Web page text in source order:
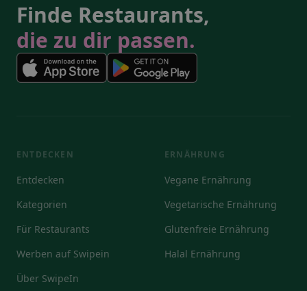
Finde Restaurants,
die zu dir passen.
ENTDECKEN
Entdecken
Kategorien
Für Restaurants
Werben auf Swipein
Über SwipeIn
ERNÄHRUNG
Vegane Ernährung
Vegetarische Ernährung
Glutenfreie Ernährung
Halal Ernährung